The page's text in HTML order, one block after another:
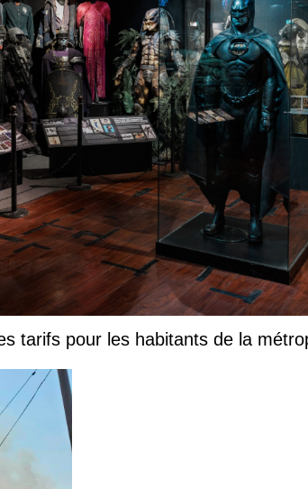
tarifs pour les habitants de la